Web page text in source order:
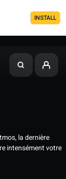
INSTALL
la dernière
intensément votre